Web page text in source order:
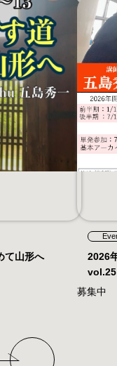
て山形へ
2026
vol.25
募集中